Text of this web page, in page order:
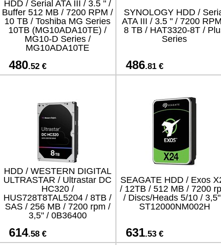
HDD / Serial ATA III / 3.5 " /
Buffer 512 MB / 7200 RPM /
10 TB / Toshiba MG Series
10TB (MG10ADA10TE) /
MG10-D Series /
MG10ADA10TE
480.52 €
SYNOLOGY HDD /
ATA III / 3.5 " / 7200
8 TB / HAT3320-8T /
Series
486.81 €
HDD / WESTERN DIGITAL
ULTRASTAR / Ultrastar DC
HC320 /
HUS728T8TAL5204 / 8TB /
SAS / 256 MB / 7200 rpm /
3,5" / 0B36400
614.58 €
SEAGATE HDD / Exos
/ 12TB / 512 MB / 7200
/ Discs/Heads 5/10 /
ST12000NM002H
631.53 €